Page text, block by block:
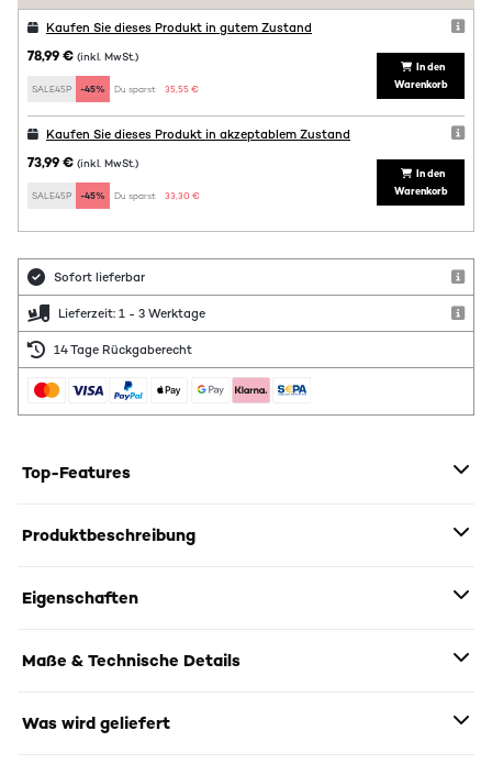
Kaufen Sie dieses Produkt in gutem Zustand
78,99 € (inkl. MwSt.)
SALE45P -45% Du sparst: 35,55 €
In den
Warenkorb
Kaufen Sie dieses Produkt in akzeptablem Zustand
73,99 € (inkl. MwSt.)
SALE45P -45% Du sparst: 33,30 €
In den
Warenkorb
Sofort lieferbar
Lieferzeit: 1 - 3 Werktage
14 Tage Rückgaberecht
Top-Features
Produktbeschreibung
Eigenschaften
Maße & Technische Details
Was wird geliefert